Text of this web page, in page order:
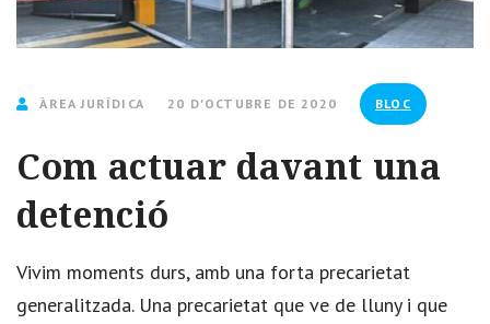
ÀREA JURÍDICA 20 D'OCTUBRE DE 2020 BLOC
Com actuar davant una
detenció
Vivim moments durs, amb una forta precarietat
generalitzada. Una precarietat que ve de lluny i que